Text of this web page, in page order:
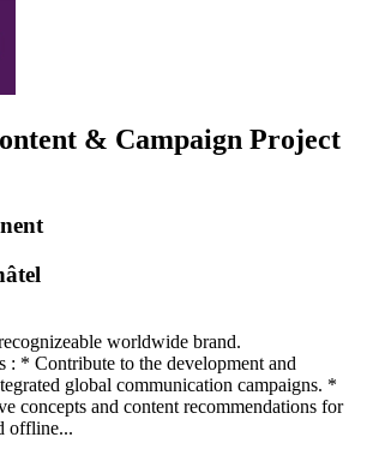
& Campaign Project
worldwide brand.
: * Contribute to the development and
global communication campaigns. *
concepts and content recommendations for
offline...